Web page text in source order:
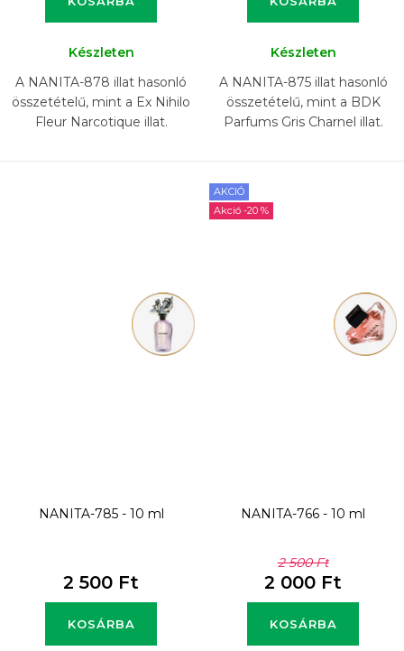
Készleten
A NANITA-878 illat hasonló
összetételű, mint a Ex Nihilo
Fleur Narcotique illat.
Készleten
A NANITA-875 illat hasonló
összetételű, mint a BDK
Parfums Gris Charnel illat.
NANITA-785 - 10 ml
2 500 Ft
KOSÁRBA
AKCIÓ
-20 %
NANITA-766 - 10 ml
2 500 Ft
2 000 Ft
KOSÁRBA